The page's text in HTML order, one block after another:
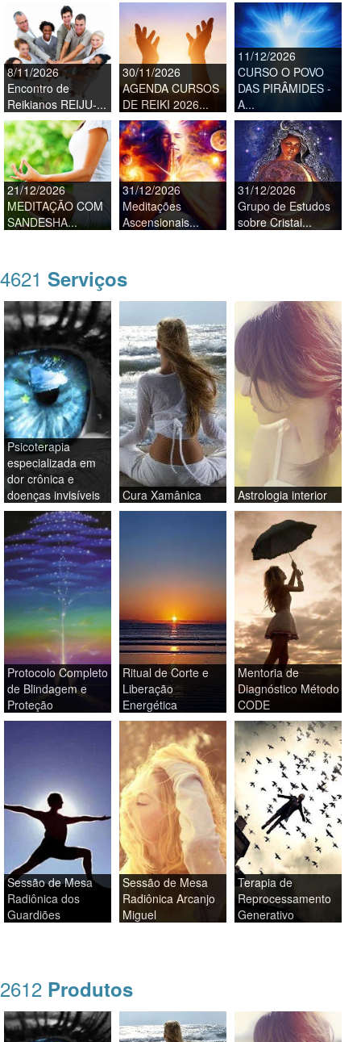
8/11/2026
Encontro de
Reikianos REIJU-...
30/11/2026
AGENDA CURSOS
DE REIKI 2026...
11/12/2026
CURSO O POVO
DAS PIRÂMIDES -
A...
21/12/2026
MEDITAÇÃO COM
SANDESHA...
31/12/2026
Meditações
Ascensionais...
31/12/2026
Grupo de Estudos
sobre Cristai...
4621 Serviços
Psicoterapia
especializada em
dor crônica e
doenças invisíveis
Cura Xamânica Astrologia interior
Protocolo Completo
de Blindagem e
Proteção
Ritual de Corte e
Liberação
Energética
Mentoria de
Diagnóstico Método
CODE
Sessão de Mesa
Radiônica dos
Guardiões
Sessão de Mesa
Radiônica Arcanjo
Miguel
Terapia de
Reprocessamento
Generativo
2612 Produtos